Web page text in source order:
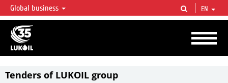
LUKOIL OVERVIEW
LUKOIL is one of the largest oil & gas vertical integrated companies in the world
accounting for over 2% of crude production and circa 1% of proved hydrocarbon
reserves globally.
Global business EN
Tenders of LUKOIL group